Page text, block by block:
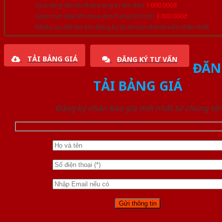
Quà tặng đồ nội thất trang trí lên đến 1.000.000đ
Giảm trực tiếp khi mua đơn hàng lớn hơn 3.000.000đ
Nhiều ưu đãi lớn khi đăng ký tài khoản thành viên thân thiết
TẢI BẢNG GIÁ ĐĂNG KÝ TƯ VẤN
TẢI BẢNG GIÁ
Đăng ký nhận báo giá mới nhất từ chúng tôi